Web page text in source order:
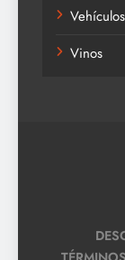
Vehículos
Vinos